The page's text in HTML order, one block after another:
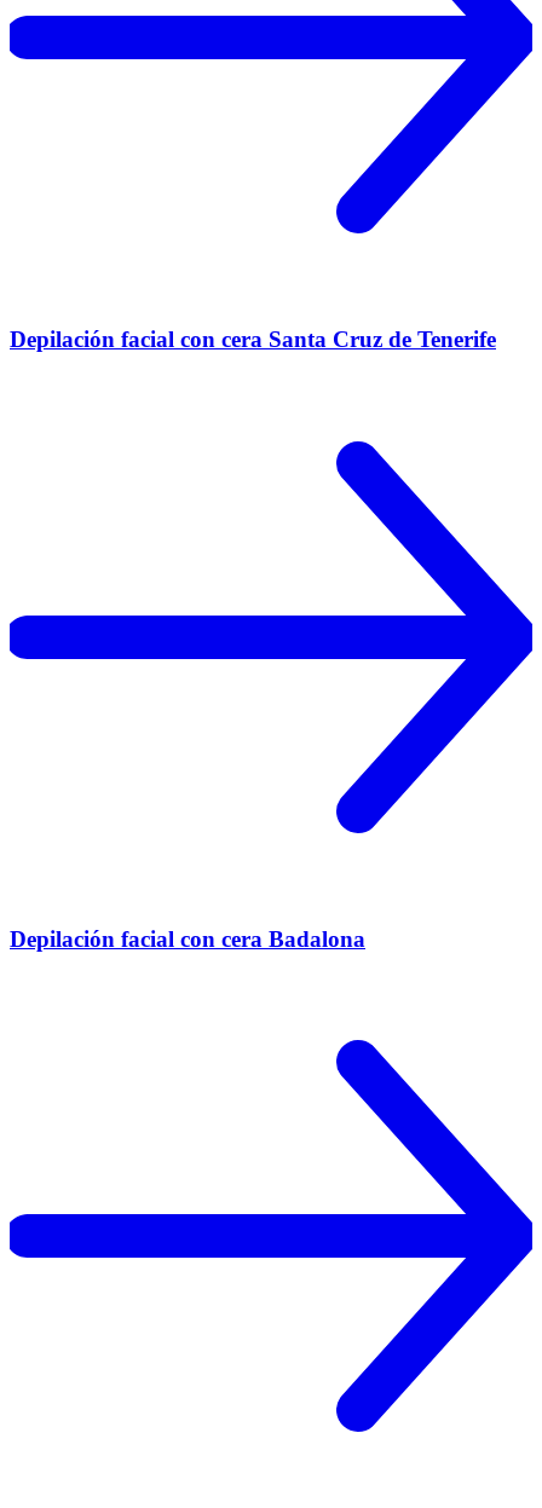
Depilación facial con cera Santa Cruz de Tenerife
Depilación facial con cera Badalona